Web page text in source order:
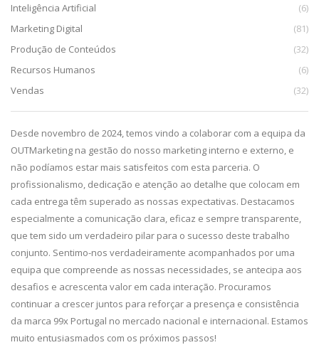
Inteligência Artificial
(6)
Marketing Digital
(81)
Produção de Conteúdos
(32)
Recursos Humanos
(6)
Vendas
(32)
Desde novembro de 2024, temos vindo a colaborar com a equipa da
OUTMarketing na gestão do nosso marketing interno e externo, e
não podíamos estar mais satisfeitos com esta parceria. O
profissionalismo, dedicação e atenção ao detalhe que colocam em
cada entrega têm superado as nossas expectativas. Destacamos
especialmente a comunicação clara, eficaz e sempre transparente,
que tem sido um verdadeiro pilar para o sucesso deste trabalho
conjunto. Sentimo-nos verdadeiramente acompanhados por uma
equipa que compreende as nossas necessidades, se antecipa aos
desafios e acrescenta valor em cada interação. Procuramos
continuar a crescer juntos para reforçar a presença e consistência
da marca 99x Portugal no mercado nacional e internacional. Estamos
muito entusiasmados com os próximos passos!